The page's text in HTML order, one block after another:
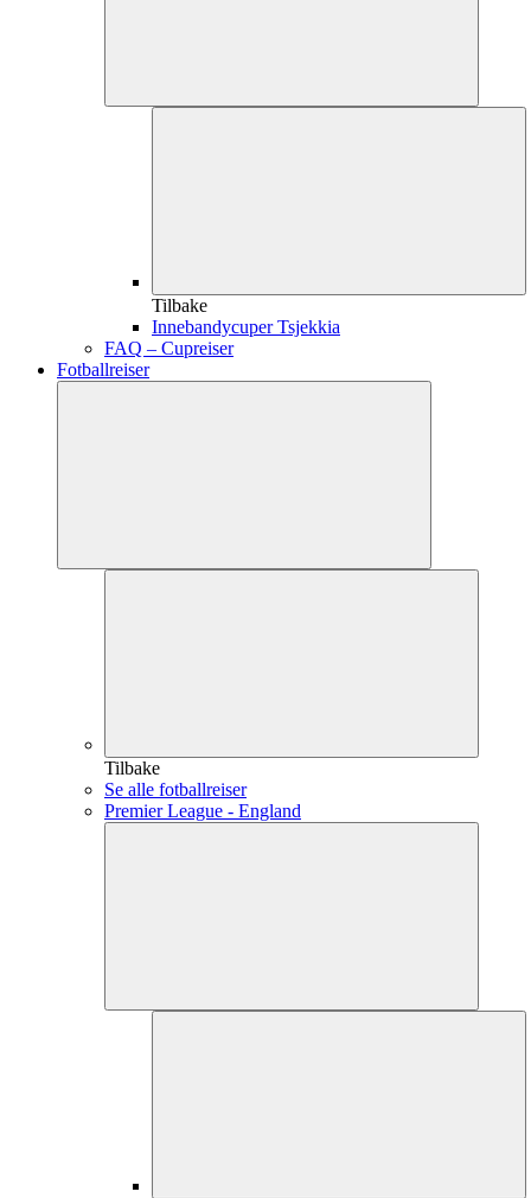
Tilbake
Innebandycuper Tsjekkia
FAQ – Cupreiser
Fotballreiser
Tilbake
Se alle fotballreiser
Premier League - England